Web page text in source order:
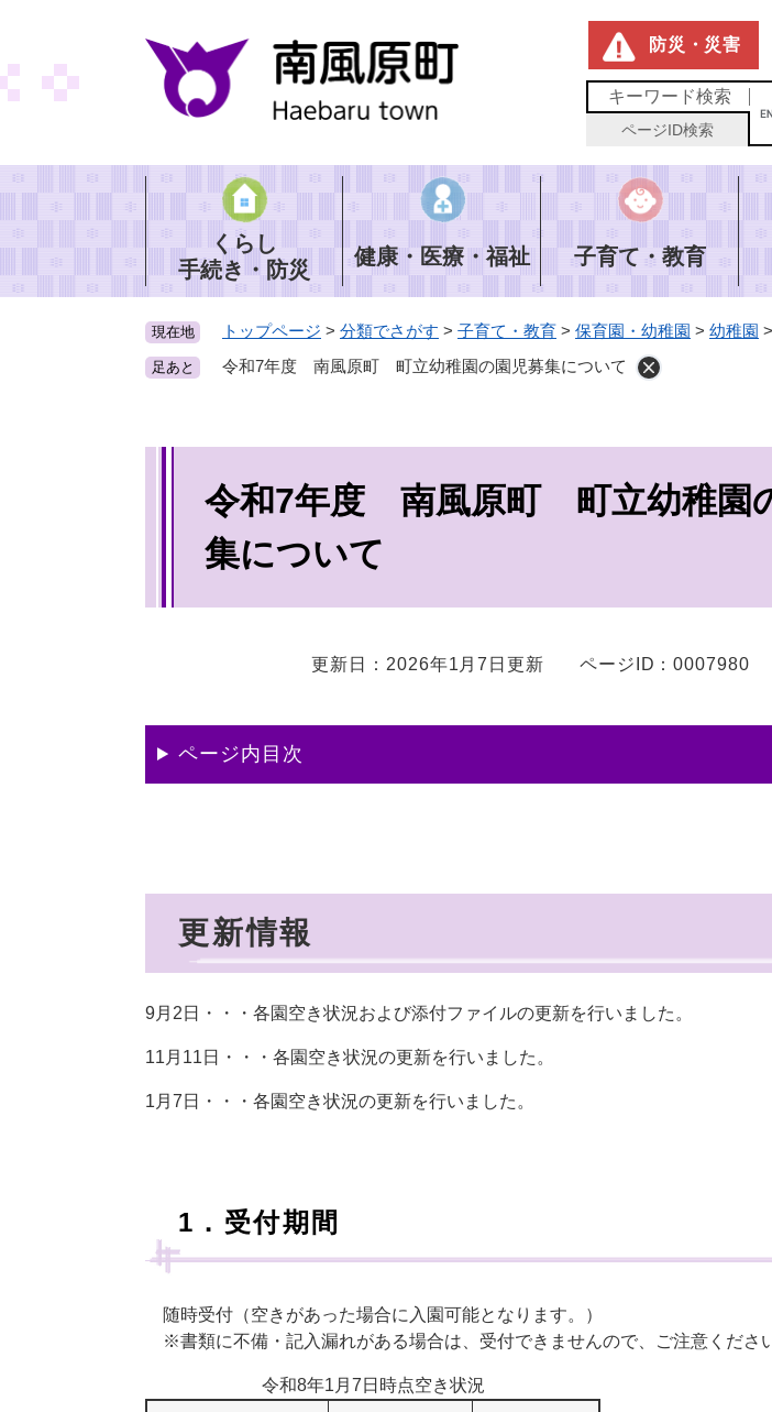
ジ
の
で
す
。
防災・災害
キーワード検索
ページID検索
くらし
手続き・防災
健康・医療・福祉 子育て・教育
現在地 トップページ > 分類でさがす > 子育て・教育 > 保育園・幼稚園 > 幼稚園 >
足あと 令和7年度 南風原町 町立幼稚園の園児募集について
令和7年度 南風原町 町立幼稚園
集について
更新日：2026年1月7日更新 ページID：0007980
ページ内目次
更新情報
9月2日・・・各園空き状況および添付ファイルの更新を行いました。
11月11日・・・各園空き状況の更新を行いました。
1月7日・・・各園空き状況の更新を行いました。
1．受付期間​
随時受付（空きがあった場合に入園可能となります。）
※書類に不備・記入漏れがある場合は、受付できませんので、ご注意くださ
令和8年1月7日時点空き状況